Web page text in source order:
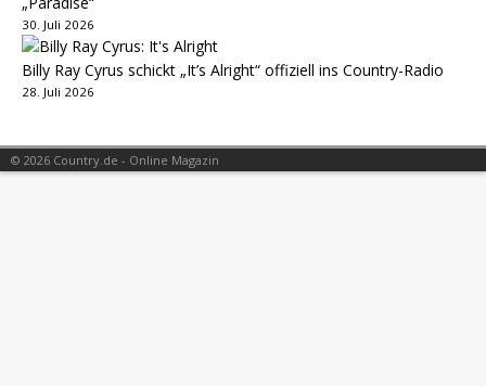
30. Juli 2026
Billy Ray Cyrus schickt „It’s Alright“ offiziell ins Country-Radio
28. Juli 2026
© 2026 Country.de - Online Magazin